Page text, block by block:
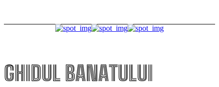
GHIDUL BANATULUI